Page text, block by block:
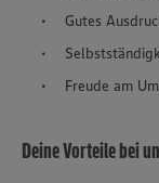
Gutes
Freude am
Deine Vorteile bei